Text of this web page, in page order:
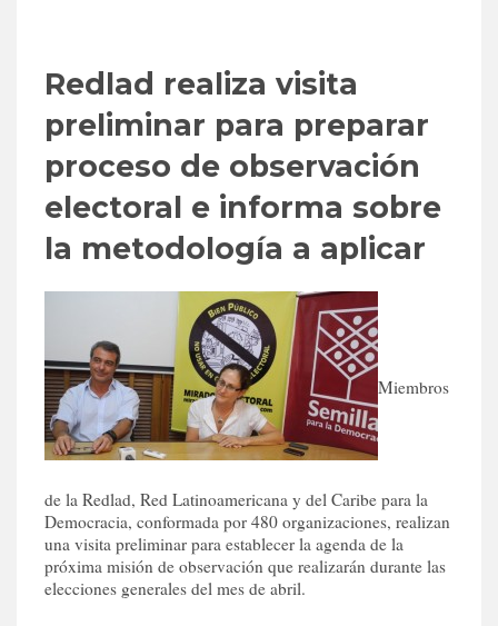
Redlad realiza visita
preliminar para preparar
proceso de observación
electoral e informa sobre
la metodología a aplicar
Miembros
de la Redlad, Red Latinoamericana y del Caribe para la
Democracia, conformada por 480 organizaciones, realizan
una visita preliminar para establecer la agenda de la
próxima misión de observación que realizarán durante las
elecciones generales del mes de abril.